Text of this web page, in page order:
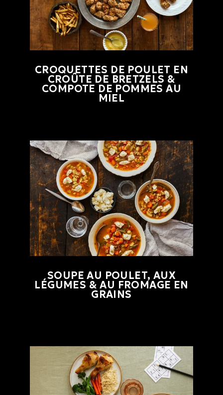
CROQUETTES DE POULET EN
CROÛTE DE BRETZELS &
COMPOTE DE POMMES AU
MIEL
SOUPE AU POULET, AUX
LÉGUMES & AU FROMAGE EN
GRAINS